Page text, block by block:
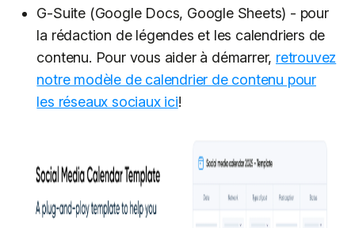
G-Suite (Google Docs, Google Sheets) - pour
la rédaction de légendes et les calendriers de
contenu. Pour vous aider à démarrer, retrouvez
notre modèle de calendrier de contenu pour
les réseaux sociaux ici!